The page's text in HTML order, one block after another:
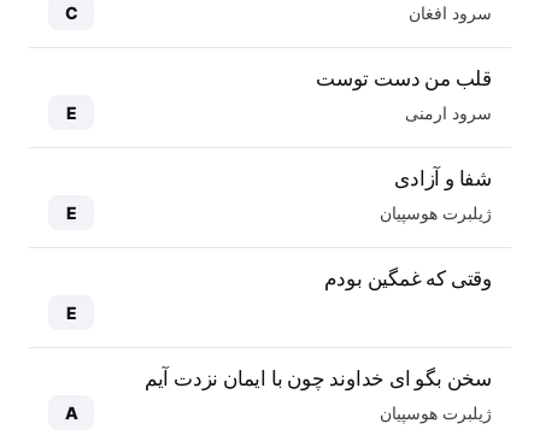
سرود افغان C
قلب من دست توست
سرود ارمنی E
شفا و آزادی
ژیلبرت هوسپیان E
وقتی که غمگین بودم
E
سخن بگو ای خداوند چون با ایمان نزدت آیم
ژیلبرت هوسپیان A